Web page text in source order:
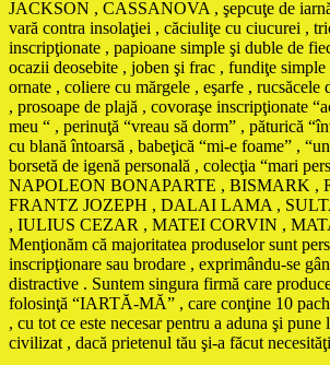
JACKSON , CASSANOVA , şepcuţe de
vară contra insolaţiei , căciuliţe cu ciucurei ,
inscripţionate , papioane simple şi duble de
ocazii deosebite , joben şi frac , fundiţe simple
ornate , coliere cu mărgele , eşarfe , rucsăcele
, prosoape de plajă , covoraşe inscripţionate
meu “ , perinuţă “vreau să dorm” , păturică
cu blană întoarsă , babeţică “mi-e foame” ,
borsetă de igenă personală , colecţia “mari
NAPOLEON BONAPARTE , BISMARK ,
FRANTZ JOZEPH , DALAI LAMA ,
, IULIUS CEZAR , MATEI CORVIN ,
Menţionăm că majoritatea produselor sunt
inscripţionare sau brodare , exprimându-se
distractive . Suntem singura firmă care
folosinţă “IARTĂ-MĂ” , care conţine 10
, cu tot ce este necesar pentru a aduna şi
civilizat , dacă prietenul tău şi-a făcut